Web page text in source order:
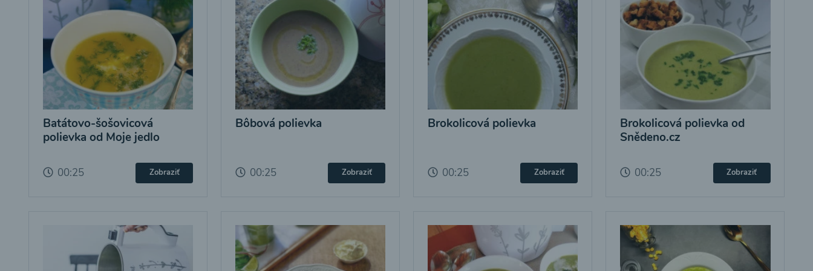
Batátovo-šošovicová
polievka od Moje jedlo
00:25 Zobraziť
Bôbová polievka
00:25 Zobraziť
Brokolicová polievka
00:25 Zobraziť
Brokolicová polievka od
Snědeno.cz
00:25 Zobraziť